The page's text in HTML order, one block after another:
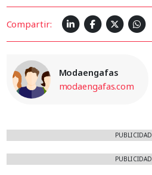
Compartir:
Modaengafas
modaengafas.com
PUBLICIDAD
PUBLICIDAD